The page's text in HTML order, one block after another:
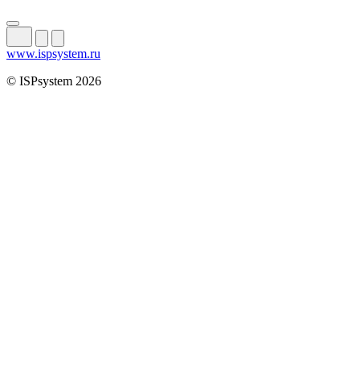
www.ispsystem.ru
© ISPsystem 2026